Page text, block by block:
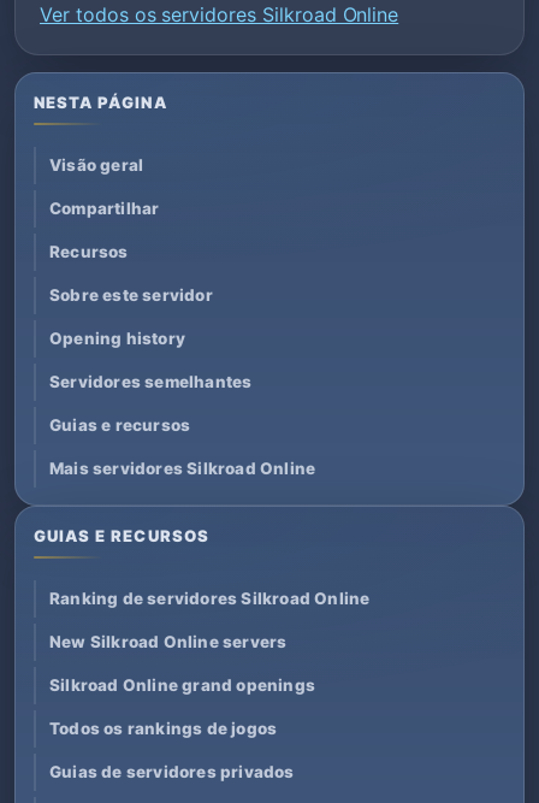
Ver todos os servidores Silkroad Online
NESTA PÁGINA
Visão geral
Compartilhar
Recursos
Sobre este servidor
Opening history
Servidores semelhantes
Guias e recursos
Mais servidores Silkroad Online
GUIAS E RECURSOS
Ranking de servidores Silkroad Online
New Silkroad Online servers
Silkroad Online grand openings
Todos os rankings de jogos
Guias de servidores privados